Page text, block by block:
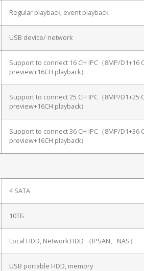
Regular playback, event playback
USB device/ network
Support to connect 16 CH IPC（8MP/D1+16
preview+16CH playback）
Support to connect 25 CH IPC（8MP/D1+25
preview+16CH playback）
Support to connect 36 CH IPC（8MP/D1+36
preview+16CH playback）
4 SATA
10ТБ
Local HDD, Network HDD （IPSAN、NAS）
USB portable HDD, memory